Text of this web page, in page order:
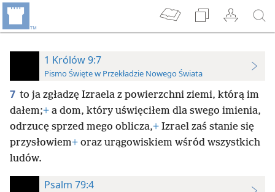
1 Królów 9:7
Pismo Święte w Przekładzie Nowego Świata
7 to ja zgładzę Izraela z powierzchni ziemi, którą im
dałem;+ a dom, który uświęciłem dla swego imienia,
odrzucę sprzed mego oblicza,+ Izrael zaś stanie się
przysłowiem+ oraz urągowiskiem wśród wszystkich
ludów.
Psalm 79:4